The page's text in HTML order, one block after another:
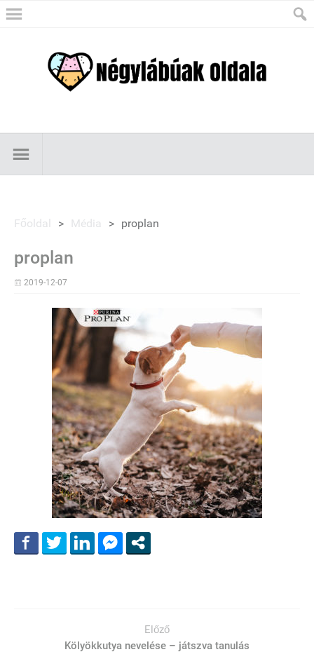
Főoldal > Média > proplan
proplan
2019-12-07
Előző
Kölyökkutya nevelése – játszva tanulás